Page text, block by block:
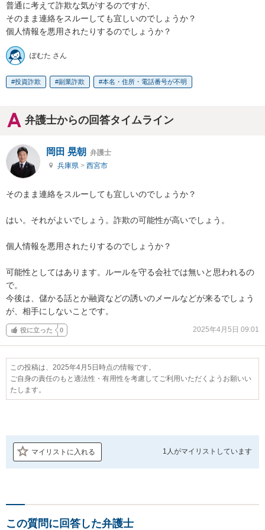
普通に考えて詐欺な気がするのですが、
そのまま連絡をスルーしても宜しいのでしょうか？
個人情報を悪用されたりするのでしょうか？
ぽむた さん
投資詐欺 副業詐欺 本名・住所・電話番号が不明
弁護士からの回答タイムライン
岡田 晃朝 弁護士
兵庫県 > 西宮市
そのまま連絡をスルーしても宜しいのでしょうか？
はい。それがよいでしょう。詐欺の可能性が高いでしょう。
個人情報を悪用されたりするのでしょうか？
可能性としてはあります。ルールを守る会社では無いと思われるの
で。
今後は、儲かる話とか融資などの誘いのメールなどが来るでしょう
が、相手にしないことです。
役に立った 0 2025年4月5日 09:01
この投稿は、2025年4月5日時点の情報です。
ご自身の責任のもと適法性・有用性を考慮してご利用いただくようお願いい
たします。
マイリストに入れる 1人がマイリストしています
この質問に回答した弁護士